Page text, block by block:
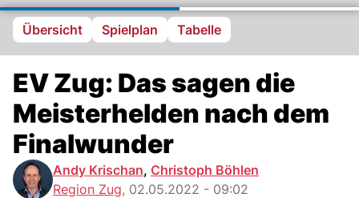
Übersicht Spielplan Tabelle
EV Zug: Das sagen die
Meisterhelden nach dem
Finalwunder
Andy Krischan, Christoph Böhlen
Region Zug, 02.05.2022 - 09:02